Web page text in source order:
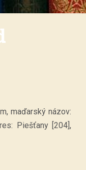
maďarský názov:
Piešťany [204],